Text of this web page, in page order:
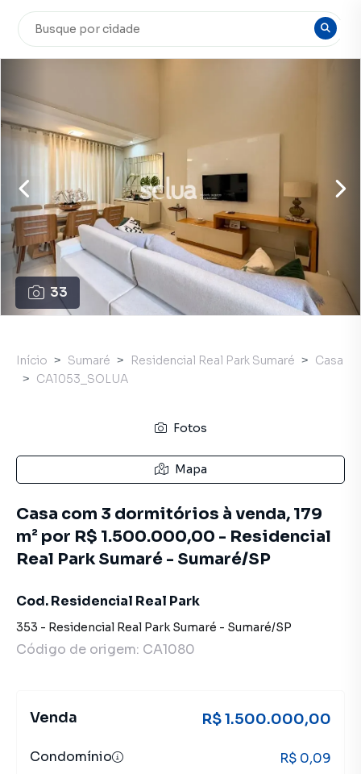
33
Início Sumaré Residencial Real Park Sumaré
Casa
CA1053_SOLUA
Fotos
Mapa
Casa com 3 dormitórios à venda, 179
m² por R$ 1.500.000,00 - Residencial
Real Park Sumaré - Sumaré/SP
Cod. Residencial Real Park
353 - Residencial Real Park Sumaré - Sumaré/SP
Código de origem: CA1080
Venda R$ 1.500.000,00
Condomínio
R$ 0,09